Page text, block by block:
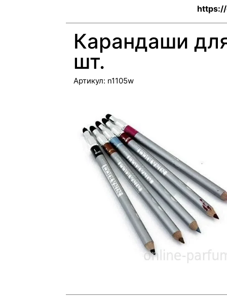
Карандаши
шт.
Артикул: n1105w